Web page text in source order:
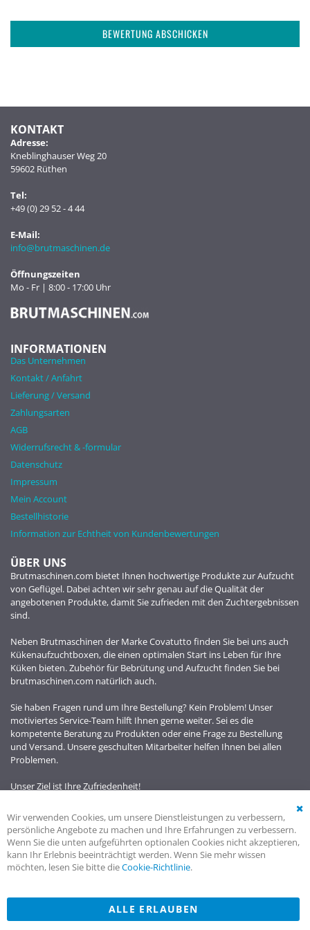
BEWERTUNG ABSCHICKEN
KONTAKT
Adresse:
Kneblinghauser Weg 20
59602 Rüthen
Tel:
+49 (0) 29 52 - 4 44
E-Mail:
info@brutmaschinen.de
Öffnungszeiten
Mo - Fr | 8:00 - 17:00 Uhr
INFORMATIONEN
Das Unternehmen
Kontakt / Anfahrt
Lieferung / Versand
Zahlungsarten
AGB
Widerrufsrecht & -formular
Datenschutz
Impressum
Mein Account
Bestellhistorie
Information zur Echtheit von Kundenbewertungen
ÜBER UNS
Brutmaschinen.com bietet Ihnen hochwertige Produkte zur Aufzucht
von Geflügel. Dabei achten wir sehr genau auf die Qualität der
angebotenen Produkte, damit Sie zufrieden mit den Zuchtergebnissen
sind.
Neben Brutmaschinen der Marke Covatutto finden Sie bei uns auch
Kükenaufzuchtboxen, die einen optimalen Start ins Leben für Ihre
Küken bieten. Zubehör für Bebrütung und Aufzucht finden Sie bei
brutmaschinen.com natürlich auch.
Sie haben Fragen rund um Ihre Bestellung? Kein Problem! Unser
motiviertes Service-Team hilft Ihnen gerne weiter. Sei es die
kompetente Beratung zu Produkten oder eine Frage zu Bestellung
und Versand. Unsere geschulten Mitarbeiter helfen Ihnen bei allen
Problemen.
Unser Ziel ist Ihre Zufriedenheit!
Powered bycartodesign| © 1998 - 2025 brutmaschinen.de | Alle
Wir verwenden Cookies, um unsere Dienstleistungen zu verbessern,
persönliche Angebote zu machen und Ihre Erfahrungen zu verbessern.
Wenn Sie die unten aufgeführten optionalen Cookies nicht akzeptieren,
kann Ihr Erlebnis beeinträchtigt werden. Wenn Sie mehr wissen
möchten, lesen Sie bitte dieCookie-Richtlinie.
ALLE ERLAUBEN